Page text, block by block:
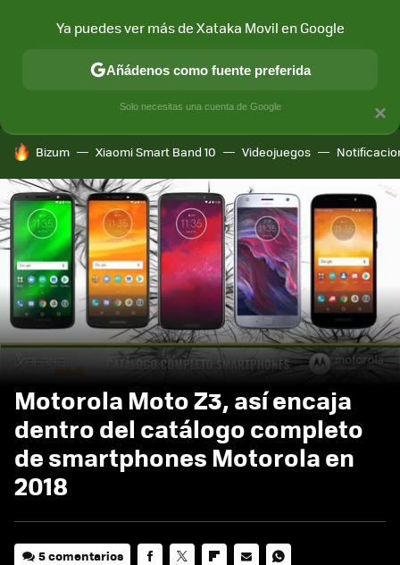
MÓVIL Y SOCIEDAD APLICACIONES
HOY SE HABLA DE
Bizum Xiaomi Smart Band 10 Videojuegos
Motorola Moto Z3, así encaja
dentro del catálogo completo
de smartphones Motorola en
2018
5 comentarios
×
Ya puedes ver más de Xataka Movil en Google
Añádenos como fuente preferida
Solo necesitas una cuenta de Google